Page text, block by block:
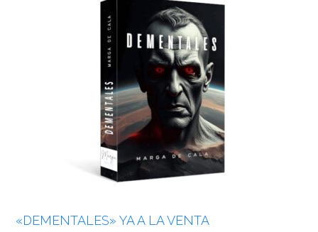
«DEMENTALES» YA A LA VENTA